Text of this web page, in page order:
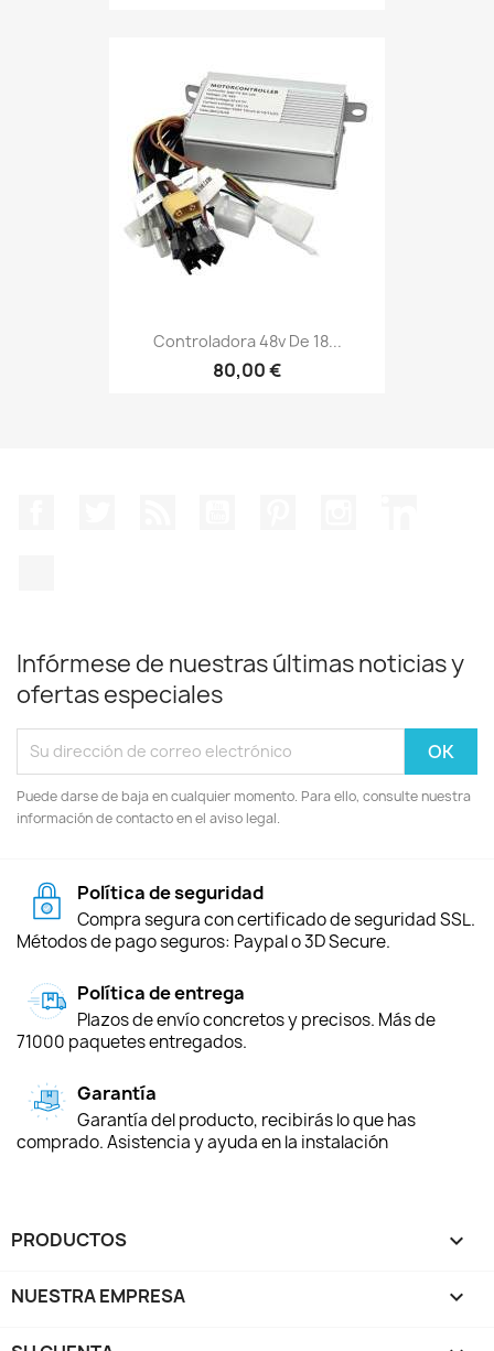
Controladora 48v De 18...
80,00 €
Infórmese de nuestras últimas noticias y
ofertas especiales
Puede darse de baja en cualquier momento. Para ello, consulte nuestra
información de contacto en el aviso legal.
Política de seguridad
Compra segura con certificado de seguridad SSL.
Métodos de pago seguros: Paypal o 3D Secure.
Política de entrega
Plazos de envío concretos y precisos. Más de
71000 paquetes entregados.
Garantía
Garantía del producto, recibirás lo que has
comprado. Asistencia y ayuda en la instalación
PRODUCTOS 
NUESTRA EMPRESA 